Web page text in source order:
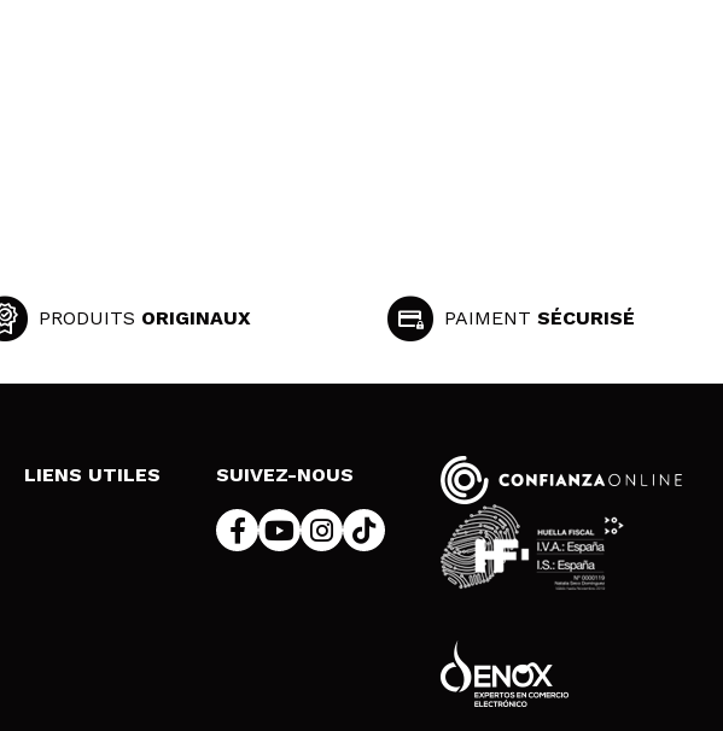
PRODUITS ORIGINAUX PAIMENT SÉCURISÉ
LIENS UTILES SUIVEZ-NOUS